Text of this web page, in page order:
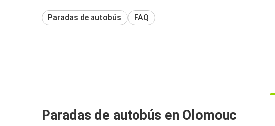
Paradas de autobús FAQ
Paradas de autobús en Olomouc